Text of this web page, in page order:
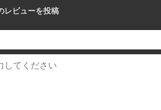
レビューを投稿